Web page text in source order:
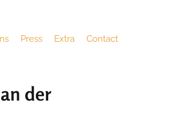
Press Extra Contact
der